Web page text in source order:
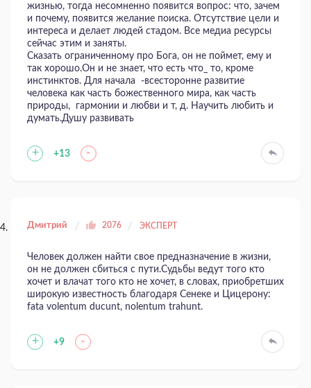
жизнью, тогда несомненно появится вопрос: что, зачем
и почему, появится желание поиска. Отсутствие цели и
интереса и делает людей стадом. Все медиа ресурсы
сейчас этим и заняты.
Сказать ограниченному про Бога, он не поймет, ему и
так хорошо.Он и не знает, что есть что_ то, кроме
инстинктов. Для начала -всесторонне развитие
человека как часть божественного мира, как часть
природы, гармонии и любви и т, д. Научить любить и
думать.Душу развивать
+ +13 -
Дмитрий 2076 ЭКСПЕРТ
Человек должен найти свое предназначение в жизни,
он не должен сбиться с пути.Судьбы ведут того кто
хочет и влачат того кто не хочет, в словах, приобретших
широкую известность благодаря Сенеке и Цицерону:
fata volentum ducunt, nolentum trahunt.
+ +9 -